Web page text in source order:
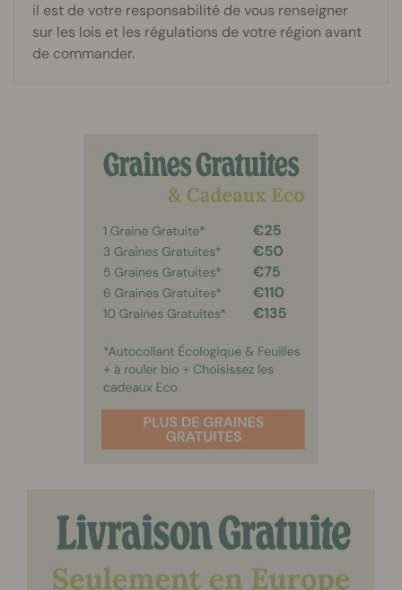
il est de votre responsabilité de vous renseigner
sur les lois et les régulations de votre région avant
de commander.